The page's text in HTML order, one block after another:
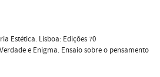
Estética. Lisboa: Edições 70
e Enigma. Ensaio sobre o pensamento